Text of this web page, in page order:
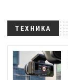
ТЕХНИКА